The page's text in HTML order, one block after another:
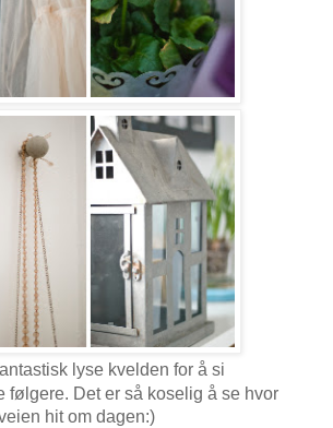
lyse kvelden for å si
følgere. Det er så koselig å se hvor
hit om dagen:)